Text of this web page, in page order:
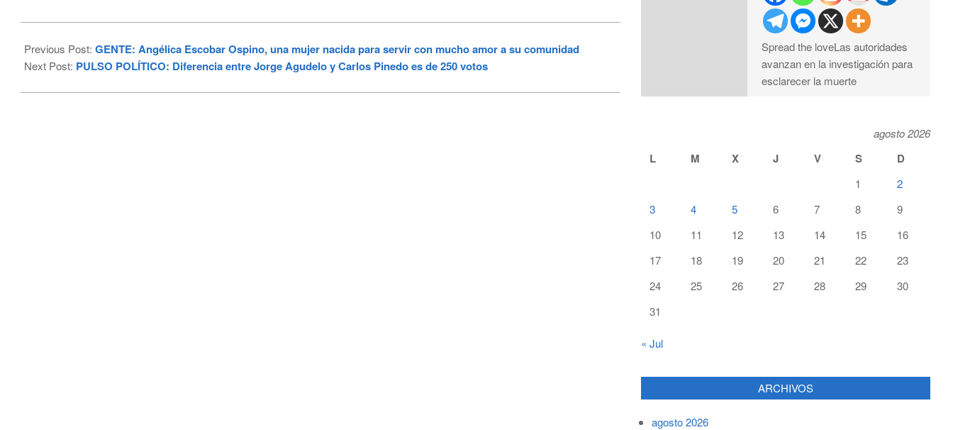
11-
08
Previous Post: GENTE: Angélica Escobar Ospino, una mujer nacida para servir con mucho amor a su comunidad
Next Post: PULSO POLÍTICO: Diferencia entre Jorge Agudelo y Carlos Pinedo es de 250 votos
Spread the loveLas autoridades
avanzan en la investigación para
esclarecer la muerte
agosto 2026
L M X J V S D
1
2
3
4 5 6 7 8
9
10
11 12 13 14 15
16
17
18 19 20 21 22
23
24
25 26 27 28 29
30
31
« Jul
ARCHIVOS
agosto 2026